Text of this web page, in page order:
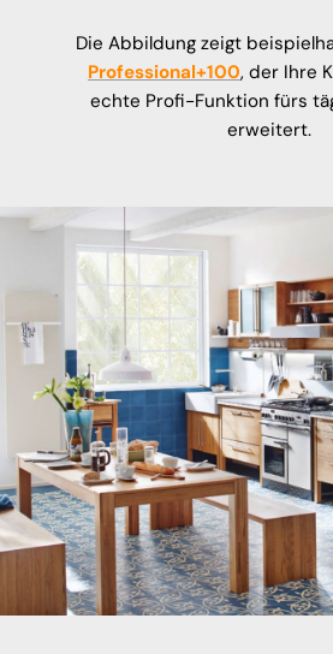
Die Abbildung zeigt
Professional+100, der Ihre
echte Profi-Funktion fürs
erweitert.